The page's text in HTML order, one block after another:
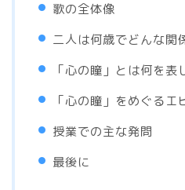
歌の全体像
二人は何歳でどんな関
「心の瞳」とは何を表
「心の瞳」をめぐるエ
授業での主な発問
最後に